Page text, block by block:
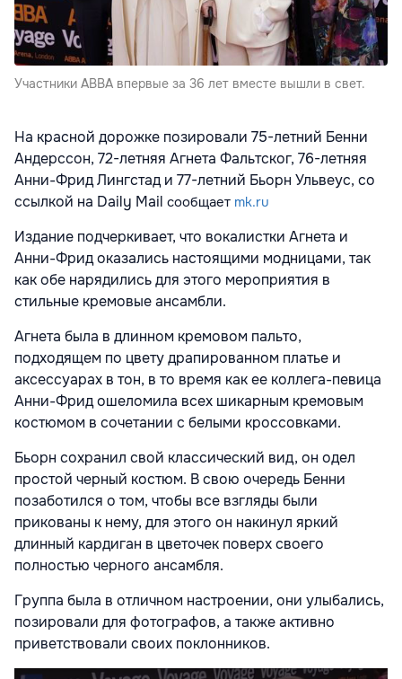
Участники ABBA впервые за 36 лет вместе вышли в свет.
На красной дорожке позировали 75-летний Бенни
Андерссон, 72-летняя Агнета Фальтског, 76-летняя
Анни-Фрид Лингстад и 77-летний Бьорн Ульвеус, со
ссылкой на Daily Mail сообщает mk.ru
Издание подчеркивает, что вокалистки Агнета и
Анни-Фрид оказались настоящими модницами, так
как обе нарядились для этого мероприятия в
стильные кремовые ансамбли.
Агнета была в длинном кремовом пальто,
подходящем по цвету драпированном платье и
аксессуарах в тон, в то время как ее коллега-певица
Анни-Фрид ошеломила всех шикарным кремовым
костюмом в сочетании с белыми кроссовками.
Бьорн сохранил свой классический вид, он одел
простой черный костюм. В свою очередь Бенни
позаботился о том, чтобы все взгляды были
прикованы к нему, для этого он накинул яркий
длинный кардиган в цветочек поверх своего
полностью черного ансамбля.
Группа была в отличном настроении, они улыбались,
позировали для фотографов, а также активно
приветствовали своих поклонников.